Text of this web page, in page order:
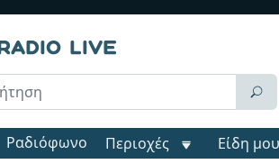
Ραδιόφωνο Περιοχές Είδη